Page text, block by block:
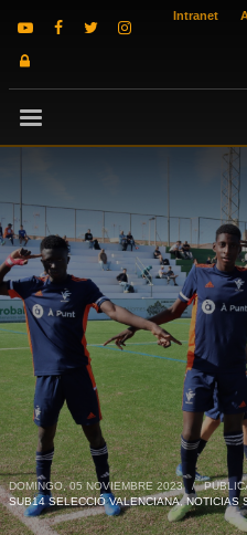
Intranet
DOMINGO, 05 NOVIEMBRE 2023 /
SUB14 SELECCIÓ VALENCIANA,NOTICIAS